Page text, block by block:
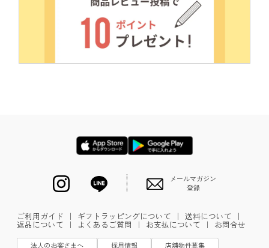
メールマガジン
登録
ご利用ガイド ｜ ギフトラッピングについて ｜ 送料について ｜
返品について ｜ よくあるご質問 ｜ お支払について ｜ お問合せ
法人のお客さまへ 採用情報 店舗物件募集